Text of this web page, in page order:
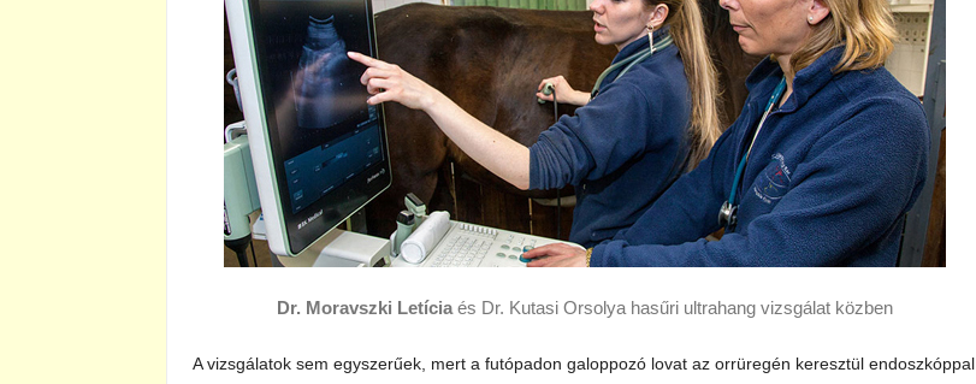
Dr. Moravszki Letícia és Dr. Kutasi Orsolya hasűri ultrahang vizsgálat közben
A vizsgálatok sem egyszerűek, mert a futópadon galoppozó lovat az orrüregén keresztül endoszkóppal